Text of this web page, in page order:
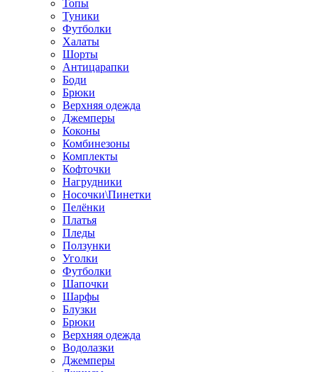
Топы
Туники
Футболки
Халаты
Шорты
Антицарапки
Боди
Брюки
Верхняя одежда
Джемперы
Коконы
Комбинезоны
Комплекты
Кофточки
Нагрудники
Носочки\Пинетки
Пелёнки
Платья
Пледы
Ползунки
Уголки
Футболки
Шапочки
Шарфы
Блузки
Брюки
Верхняя одежда
Водолазки
Джемперы